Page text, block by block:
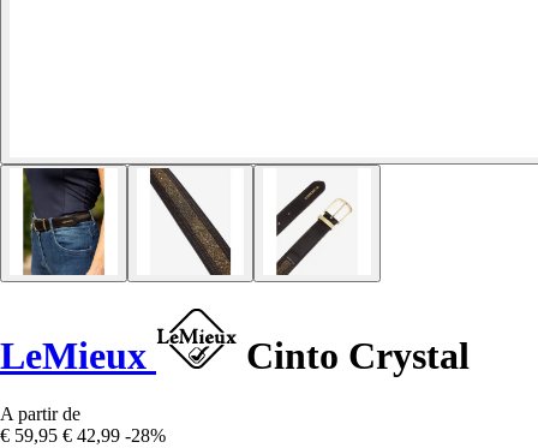
LeMieux Cinto Crystal
A partir de
€ 59,95 € 42,99 -28%